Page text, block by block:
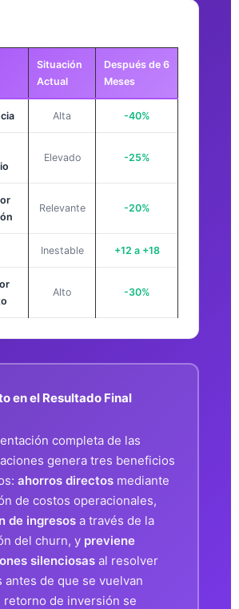
Situación
Actual
Después de 6
Meses
Alta -40%
Elevado -25%
Relevante -20%
Inestable +12 a +18
Alto -30%
en el Resultado Final
completa de las
genera tres beneficios
ahorros directos mediante
de costos operacionales,
de ingresos a través de la
del churn, y previene
silenciosas al resolver
antes de que se vuelvan
retorno de inversión se